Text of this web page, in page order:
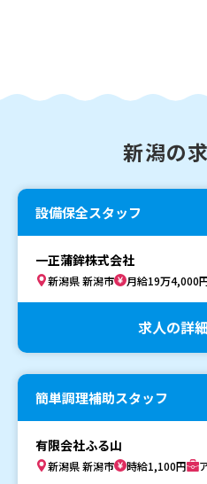
新潟の
設備保全スタッフ
一正蒲鉾株式会社
新潟県 新潟市 月給19万4,000
求人の詳
簡単調理補助スタッフ
有限会社ふる山
新潟県 新潟市 時給1,100円